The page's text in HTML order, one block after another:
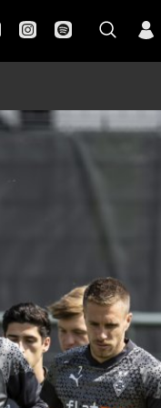
Inside
Historie
English